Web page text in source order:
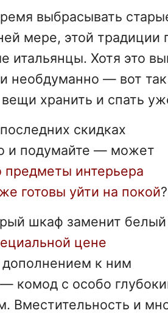
выбрасывать
мере, этой традиции
итальянцы. Хотя это
необдуманно — вот
хранить и спать
скидках
и подумайте — может
предметы интерьера
готовы уйти на покой?
шкаф заменит белый
цене
дополнением к ним
комод с особо
Вместительность и